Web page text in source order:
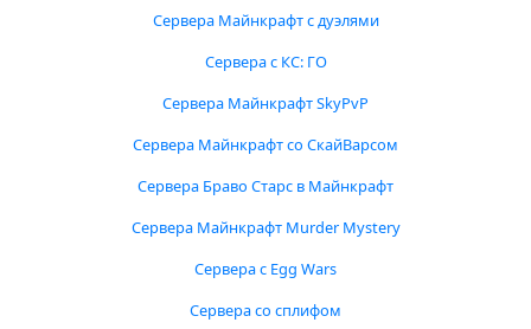
Сервера Майнкрафт с дуэлями
Сервера с КС: ГО
Сервера Майнкрафт SkyPvP
Сервера Майнкрафт со СкайВарсом
Сервера Браво Старс в Майнкрафт
Сервера Майнкрафт Murder Mystery
Сервера с Egg Wars
Сервера со сплифом